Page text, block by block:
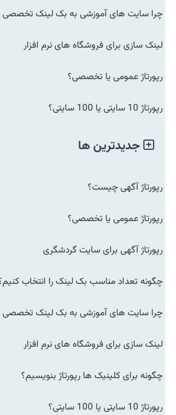
چرا سایت های آموزشی به بک لینک تخصصی
لینک سازی برای فروشگاه های نرم افزار
رپورتاژ عمومی یا تخصصی؟
رپورتاژ 10 سایتی یا 100 سایتی؟
جدیدترین ها
رپورتاژ آگهی چیست؟
رپورتاژ عمومی یا تخصصی؟
رپورتاژ آگهی برای سایت گردشگری
چگونه تعداد مناسب بک لینک را انتخاب
چرا سایت های آموزشی به بک لینک تخصصی
لینک سازی برای فروشگاه های نرم افزار
چگونه برای کلینیک ها رپورتاژ بنویسیم؟
رپورتاژ 10 سایتی یا 100 سایتی؟